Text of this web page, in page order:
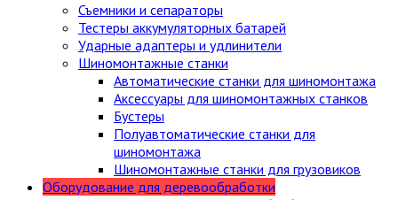
Съемники и сепараторы
Тестеры аккумуляторных батарей
Ударные адаптеры и удлинители
Шиномонтажные станки
Автоматические станки для шиномонтажа
Аксессуары для шиномонтажных станков
Бустеры
Полуавтоматические станки для
шиномонтажа
Шиномонтажные станки для грузовиков
Оборудование для деревообработки